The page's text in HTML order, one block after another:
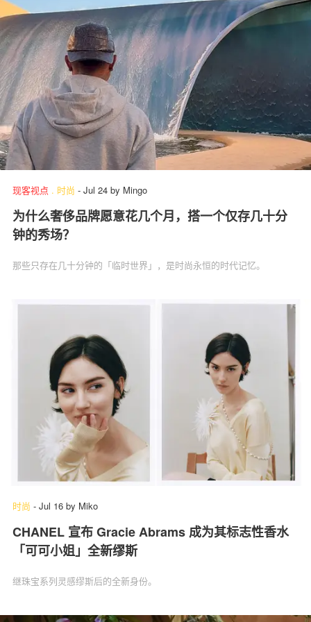
现客视点 . 时尚 - Jul 24 by Mingo
为什么奢侈品牌愿意花几个月，搭一个仅存几十分
钟的秀场？
那些只存在几十分钟的「临时世界」，是时尚永恒的时代记忆。
时尚 - Jul 16 by Miko
CHANEL 宣布 Gracie Abrams 成为其标志性香水
「可可小姐」全新缪斯
继珠宝系列灵感缪斯后的全新身份。